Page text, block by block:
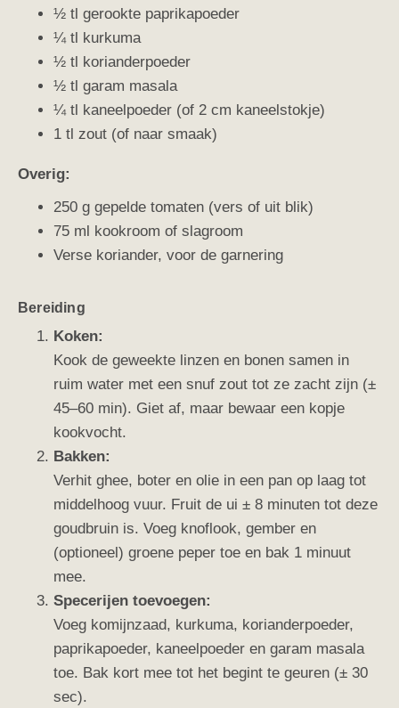
½ tl gerookte paprikapoeder
¼ tl kurkuma
½ tl korianderpoeder
½ tl garam masala
¼ tl kaneelpoeder (of 2 cm kaneelstokje)
1 tl zout (of naar smaak)
Overig:
250 g gepelde tomaten (vers of uit blik)
75 ml kookroom of slagroom
Verse koriander, voor de garnering
Bereiding
Koken:
Kook de geweekte linzen en bonen samen in
ruim water met een snuf zout tot ze zacht zijn (±
45–60 min). Giet af, maar bewaar een kopje
kookvocht.
Bakken:
Verhit ghee, boter en olie in een pan op laag tot
middelhoog vuur. Fruit de ui ± 8 minuten tot deze
goudbruin is. Voeg knoflook, gember en
(optioneel) groene peper toe en bak 1 minuut
mee.
Specerijen toevoegen:
Voeg komijnzaad, kurkuma, korianderpoeder,
paprikapoeder, kaneelpoeder en garam masala
toe. Bak kort mee tot het begint te geuren (± 30
sec).